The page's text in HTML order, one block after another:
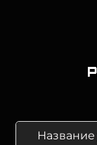
Название